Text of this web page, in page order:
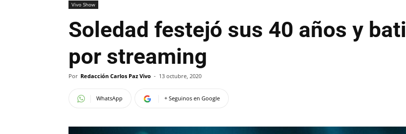
Vivo Show
Soledad festejó sus 40 años y
por streaming
Por Redacción Carlos Paz Vivo - 13 octubre, 2020
WhatsApp + Seguinos en Google